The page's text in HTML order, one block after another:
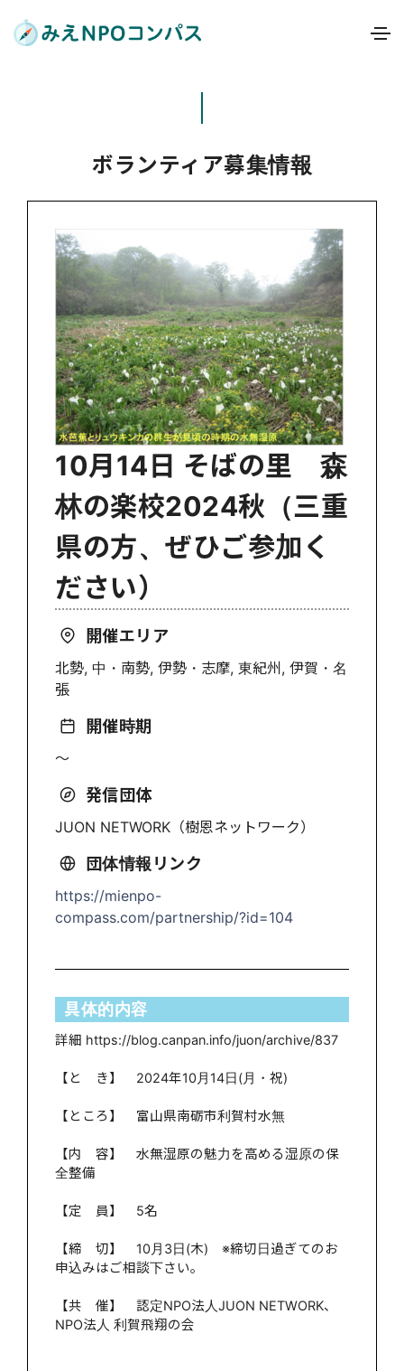
ボランティア募集情報
10月14日 そばの里 森
林の楽校2024秋（三重
県の方、ぜひご参加く
ださい）
開催エリア
北勢, 中・南勢, 伊勢・志摩, 東紀州, 伊賀・名
張
開催時期
〜
発信団体
JUON NETWORK（樹恩ネットワーク）
団体情報リンク
https://mienpo-
compass.com/partnership/?id=104
具体的内容
詳細 https://blog.canpan.info/juon/archive/837
【と き】 2024年10月14日(月・祝)
【ところ】 富山県南砺市利賀村水無
【内 容】 水無湿原の魅力を高める湿原の保
全整備
【定 員】 5名
【締 切】 10月3日(木) ※締切日過ぎてのお
申込みはご相談下さい。
【共 催】 認定NPO法人JUON NETWORK、
NPO法人 利賀飛翔の会